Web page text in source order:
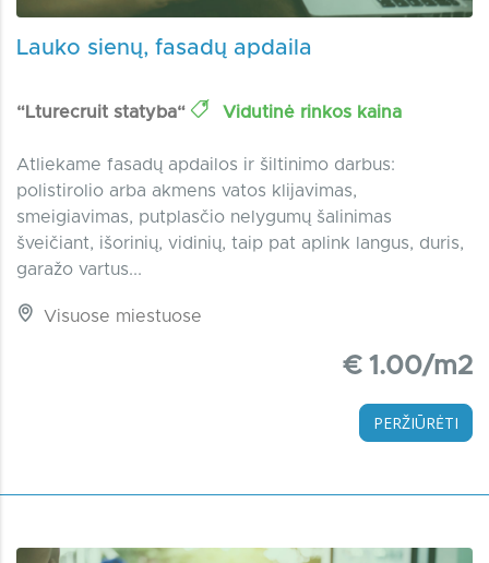
Lauko sienų, fasadų apdaila
“Lturecruit statyba“ Vidutinė rinkos kaina
Atliekame fasadų apdailos ir šiltinimo darbus:
polistirolio arba akmens vatos klijavimas,
smeigiavimas, putplasčio nelygumų šalinimas
šveičiant, išorinių, vidinių, taip pat aplink langus, duris,
garažo vartus...
Visuose miestuose
€ 1.00/m2
PERŽIŪRĖTI